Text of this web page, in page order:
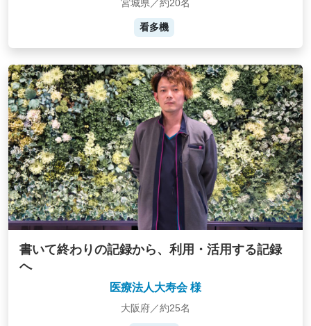
宮城県／約20名
看多機
書いて終わりの記録から、利用・活用する記録
へ
医療法人大寿会 様
大阪府／約25名